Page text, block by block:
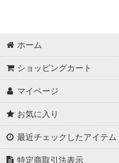
ホーム
ショッピングカート
マイページ
お気に入り
最近チェックしたアイテム
特定商取引法表示